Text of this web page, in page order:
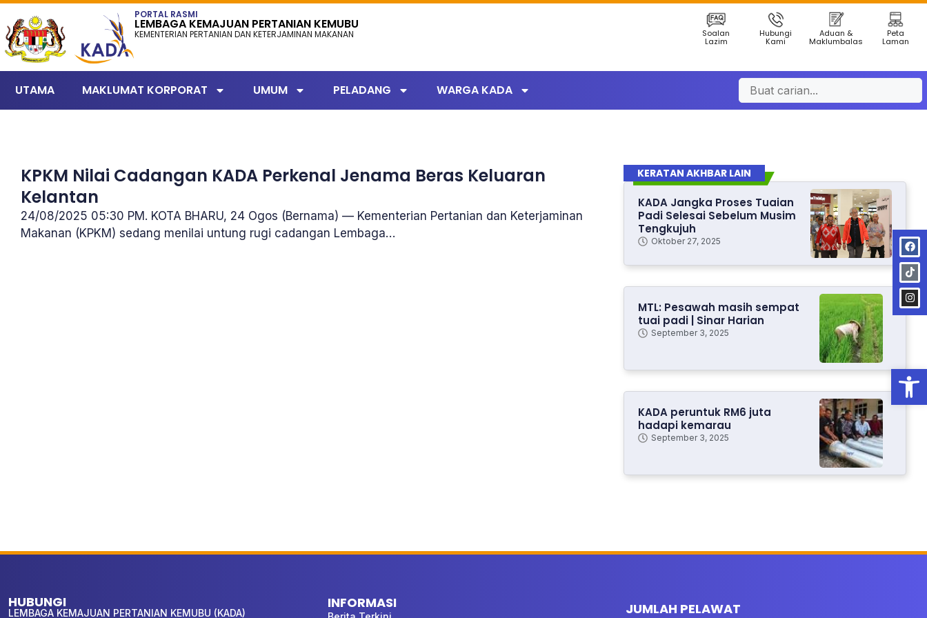
PORTAL RASMI
LEMBAGA KEMAJUAN PERTANIAN KEMUBU
KEMENTERIAN PERTANIAN DAN KETERJAMINAN MAKANAN Soalan
Lazim
Hubungi
Kami
Aduan &
Maklumbalas
Peta
Laman
UTAMA MAKLUMAT KORPORAT UMUM PELADANG WARGA KADA
KPKM Nilai Cadangan KADA Perkenal Jenama Beras Keluaran
Kelantan
24/08/2025 05:30 PM. KOTA BHARU, 24 Ogos (Bernama) — Kementerian Pertanian dan Keterjaminan
Makanan (KPKM) sedang menilai untung rugi cadangan Lembaga…
KERATAN AKHBAR LAIN
KADA Jangka Proses Tuaian
Padi Selesai Sebelum Musim
Tengkujuh
Oktober 27, 2025
MTL: Pesawah masih sempat
tuai padi | Sinar Harian
September 3, 2025
KADA peruntuk RM6 juta
hadapi kemarau
September 3, 2025
HUBUNGI
LEMBAGA KEMAJUAN PERTANIAN KEMUBU (KADA)
INFORMASI JUMLAH PELAWAT